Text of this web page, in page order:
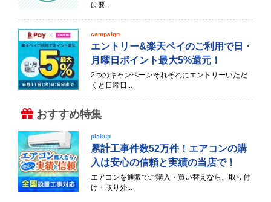
は要...
campaign
エントリー&楽天ペイのご利用で日・
月曜日ポイント最大5%還元！
2つのキャンペーンそれぞれにエントリーいただ
くと日曜日...
おすすめ特集
pickup
累計工事件数52万件！エアコンの購
入は安心の信頼と実績の当店で！
エアコンを通販でご購入・買い替えなら、取り付
け・取り外...